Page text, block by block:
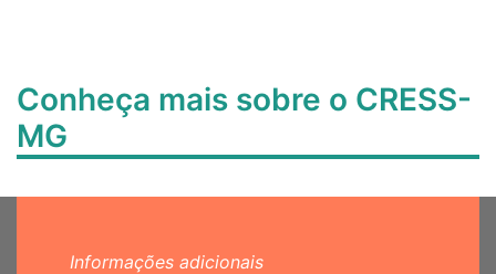
Conheça mais sobre o CRESS-
MG
Informações adicionais